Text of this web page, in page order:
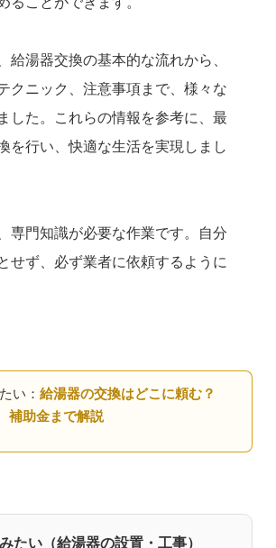
給湯器交換の基本的な流れから、
クニック、注意事項まで、様々な
した。これらの情報を参考に、最
を行い、快適な生活を実現しまし
専門知識が必要な作業です。自分
せず、必ず業者に依頼するように
い： 給湯器の交換はどこに頼む？
補助金まで解説
たい（給湯器の設置・工事）